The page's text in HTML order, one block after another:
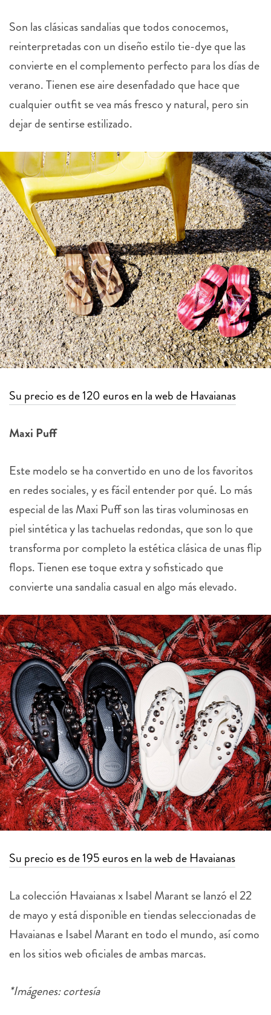
Son las clásicas sandalias que todos conocemos,
reinterpretadas con un diseño estilo tie-dye que las
convierte en el complemento perfecto para los días de
verano. Tienen ese aire desenfadado que hace que
cualquier outfit se vea más fresco y natural, pero sin
dejar de sentirse estilizado.
Su precio es de 120 euros en la web de Havaianas
Maxi Puff
Este modelo se ha convertido en uno de los favoritos
en redes sociales, y es fácil entender por qué. Lo más
especial de las Maxi Puff son las tiras voluminosas en
piel sintética y las tachuelas redondas, que son lo que
transforma por completo la estética clásica de unas flip
flops. Tienen ese toque extra y sofisticado que
convierte una sandalia casual en algo más elevado.
Su precio es de 195 euros en la web de Havaianas
La colección Havaianasx Isabel Marant se lanzó el 22
de mayo y está disponible en tiendas seleccionadas de
Havaianase Isabel Marant en todo el mundo, así como
en los sitios web oficiales de ambas marcas.
*Imágenes: cortesía